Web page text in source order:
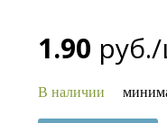
1.90
В наличии